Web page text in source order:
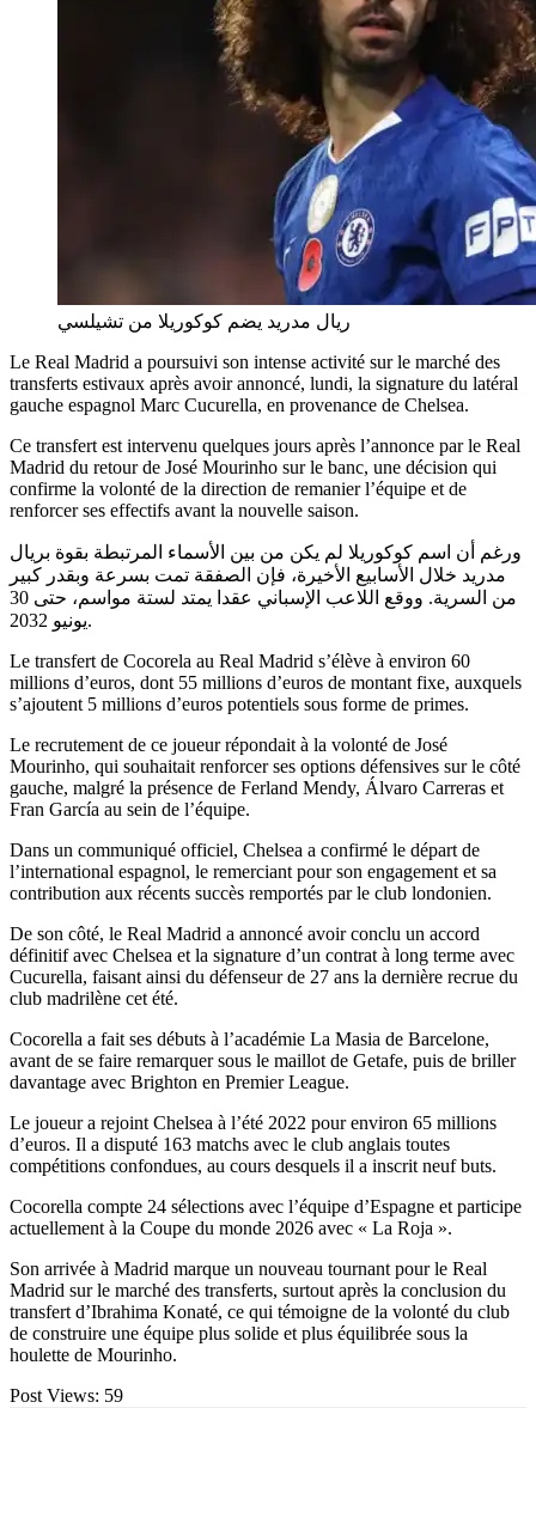
ريال مدريد يضم كوكوريلا من تشيلسي
Le Real Madrid a poursuivi son intense activité sur le marché des
transferts estivaux après avoir annoncé, lundi, la signature du latéral
gauche espagnol Marc Cucurella, en provenance de Chelsea.
Ce transfert est intervenu quelques jours après l’annonce par le Real
Madrid du retour de José Mourinho sur le banc, une décision qui
confirme la volonté de la direction de remanier l’équipe et de
renforcer ses effectifs avant la nouvelle saison.
ورغم أن اسم كوكوريلا لم يكن من بين الأسماء المرتبطة بقوة بريال
مدريد خلال الأسابيع الأخيرة، فإن الصفقة تمت بسرعة وبقدر كبير
من السرية. ووقع اللاعب الإسباني عقدا يمتد لستة مواسم، حتى 30
يونيو 2032.
Le transfert de Cocorela au Real Madrid s’élève à environ 60
millions d’euros, dont 55 millions d’euros de montant fixe, auxquels
s’ajoutent 5 millions d’euros potentiels sous forme de primes.
Le recrutement de ce joueur répondait à la volonté de José
Mourinho, qui souhaitait renforcer ses options défensives sur le côté
gauche, malgré la présence de Ferland Mendy, Álvaro Carreras et
Fran García au sein de l’équipe.
Dans un communiqué officiel, Chelsea a confirmé le départ de
l’international espagnol, le remerciant pour son engagement et sa
contribution aux récents succès remportés par le club londonien.
De son côté, le Real Madrid a annoncé avoir conclu un accord
définitif avec Chelsea et la signature d’un contrat à long terme avec
Cucurella, faisant ainsi du défenseur de 27 ans la dernière recrue du
club madrilène cet été.
Cocorella a fait ses débuts à l’académie La Masia de Barcelone,
avant de se faire remarquer sous le maillot de Getafe, puis de briller
davantage avec Brighton en Premier League.
Le joueur a rejoint Chelsea à l’été 2022 pour environ 65 millions
d’euros. Il a disputé 163 matchs avec le club anglais toutes
compétitions confondues, au cours desquels il a inscrit neuf buts.
Cocorella compte 24 sélections avec l’équipe d’Espagne et participe
actuellement à la Coupe du monde 2026 avec « La Roja ».
Son arrivée à Madrid marque un nouveau tournant pour le Real
Madrid sur le marché des transferts, surtout après la conclusion du
transfert d’Ibrahima Konaté, ce qui témoigne de la volonté du club
de construire une équipe plus solide et plus équilibrée sous la
houlette de Mourinho.
Post Views: 59